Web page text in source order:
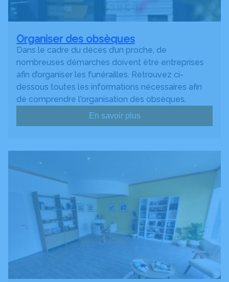
Organiser des obsèques
Dans le cadre du décès d’un proche, de
nombreuses démarches doivent être entreprises
afin d’organiser les funérailles. Retrouvez ci-
dessous toutes les informations nécessaires afin
de comprendre l'organisation des obsèques.
En savoir plus